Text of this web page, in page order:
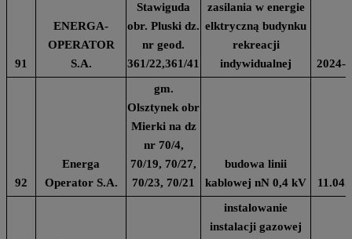
91
ENERGA-
OPERATOR
S.A.
Stawiguda
obr. Pluski dz.
nr geod.
361/22,361/41
zasilania w energie
elktryczną budynku
rekreacji
indywidualnej
2024-
92
Energa
Operator S.A.
gm.
Olsztynek obr
Mierki na dz
nr 70/4,
70/19, 70/27,
70/23, 70/21
budowa linii
kablowej nN 0,4 kV
instalowanie
instalacji gazowej